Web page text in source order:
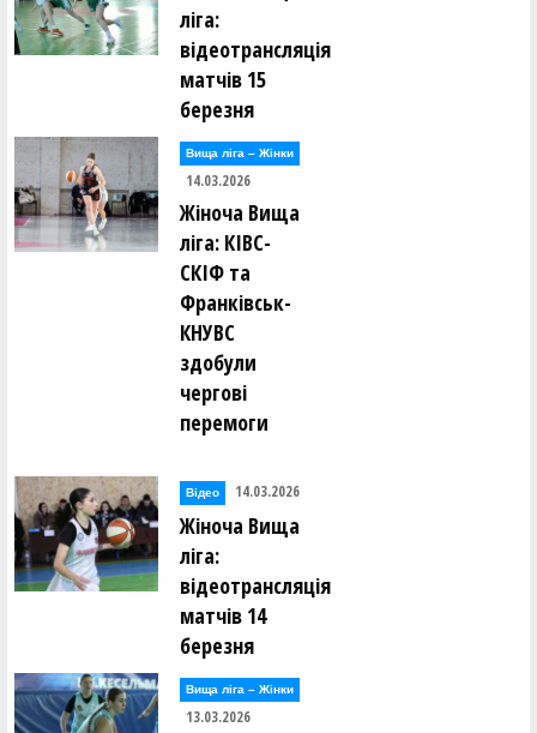
ліга:
відеотрансляція
матчів 15
березня
Вища лiга – Жiнки
14.03.2026
Жіноча Вища
ліга: КІВС-
СКІФ та
Франківськ-
КНУВС
здобули
чергові
перемоги
Відео 14.03.2026
Жіноча Вища
ліга:
відеотрансляція
матчів 14
березня
Вища лiга – Жiнки
13.03.2026